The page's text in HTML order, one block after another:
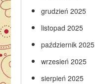
grudzień 2025
listopad 2025
październik 2025
wrzesień 2025
sierpień 2025